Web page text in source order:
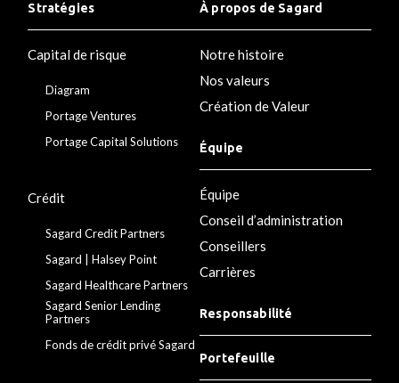
Stratégies
Capital de risque
Diagram
Portage Ventures
Portage Capital Solutions
Crédit
Sagard Credit Partners
Sagard | Halsey Point
Sagard Healthcare Partners
Sagard Senior Lending
Partners
Fonds de crédit privé Sagard
À propos de Sagard
Notre histoire
Nos valeurs
Création de Valeur
Équipe
Équipe
Conseil d’administration
Conseillers
Carrières
Responsabilité
Portefeuille